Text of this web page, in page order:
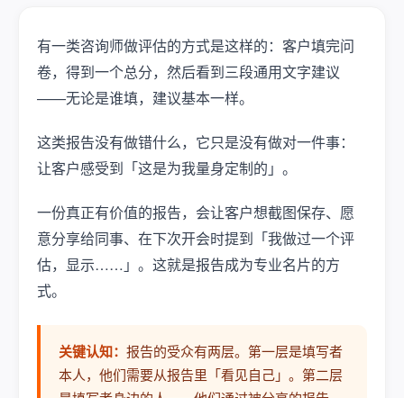
有一类咨询师做评估的方式是这样的：客户填完问
卷，得到一个总分，然后看到三段通用文字建议
——无论是谁填，建议基本一样。
这类报告没有做错什么，它只是没有做对一件事：
让客户感受到「这是为我量身定制的」。
一份真正有价值的报告，会让客户想截图保存、愿
意分享给同事、在下次开会时提到「我做过一个评
估，显示……」。这就是报告成为专业名片的方
式。
关键认知： 报告的受众有两层。第一层是填写者
本人，他们需要从报告里「看见自己」。第二层